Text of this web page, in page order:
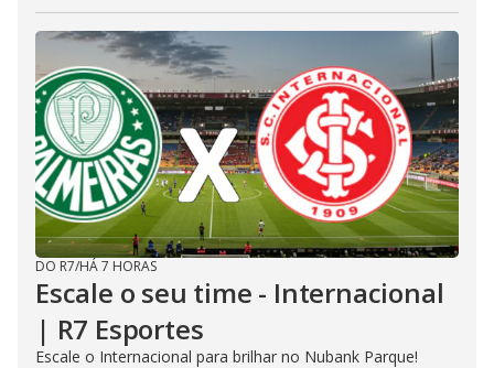
DO R7/HÁ 7 HORAS
Escale o seu time - Internacional
| R7 Esportes
Escale o Internacional para brilhar no Nubank Parque!